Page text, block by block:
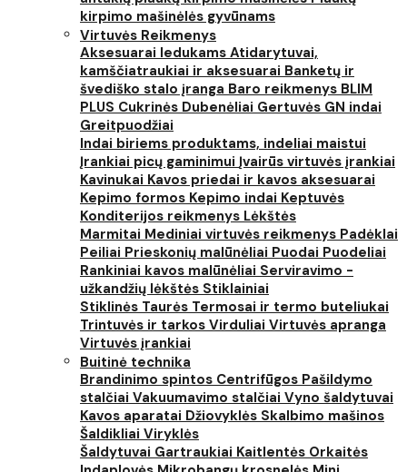
kirpimo mašinėlės gyvūnams
Virtuvės Reikmenys
Aksesuarai ledukams Atidarytuvai,
kamščiatraukiai ir aksesuarai Banketų ir
švediško stalo įranga Baro reikmenys BLIM
PLUS Cukrinės Dubenėliai Gertuvės GN indai
Greitpuodžiai
Indai biriems produktams, indeliai maistui
Įrankiai picų gaminimui Įvairūs virtuvės įrankiai
Kavinukai Kavos priedai ir kavos aksesuarai
Kepimo formos Kepimo indai Keptuvės
Konditerijos reikmenys Lėkštės
Marmitai Mediniai virtuvės reikmenys Padėklai
Peiliai Prieskonių malūnėliai Puodai Puodeliai
Rankiniai kavos malūnėliai Serviravimo -
užkandžių lėkštės Stiklainiai
Stiklinės Taurės Termosai ir termo buteliukai
Trintuvės ir tarkos Virduliai Virtuvės apranga
Virtuvės įrankiai
Buitinė technika
Brandinimo spintos Centrifūgos Pašildymo
stalčiai Vakuumavimo stalčiai Vyno šaldytuvai
Kavos aparatai Džiovyklės Skalbimo mašinos
Šaldikliai Viryklės
Šaldytuvai Gartraukiai Kaitlentės Orkaitės